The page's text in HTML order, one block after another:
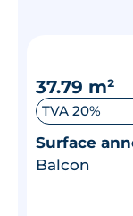
37.79 m²
TVA 20%
Surface
Balcon